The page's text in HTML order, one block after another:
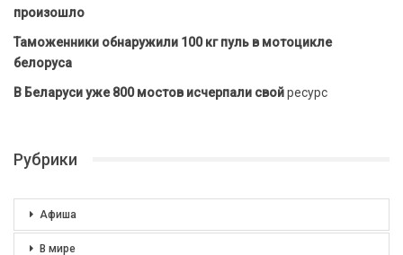
произошло
Таможенники обнаружили 100 кг пуль в мотоцикле
белоруса
В Беларуси уже 800 мостов исчерпали свойресурс
Рубрики
Афиша
В мире